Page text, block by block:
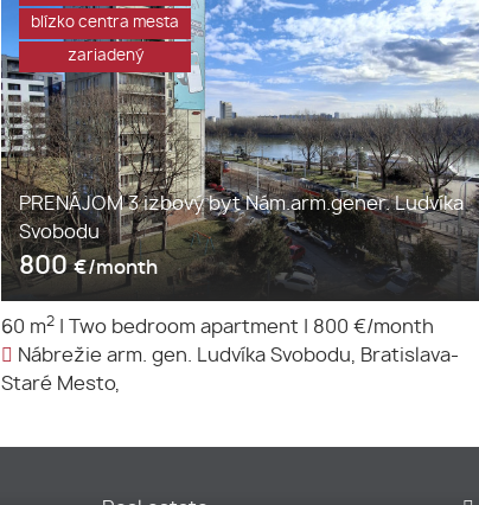
blízko centra mesta
zariadený
PRENÁJOM 3 izbový byt Nám.arm.gener. Ludvíka
Svobodu
800€/month
60 m2 Two bedroom apartment
800 €/month
Nábrežie arm. gen. Ludvíka Svobodu, Bratislava-
Staré Mesto,